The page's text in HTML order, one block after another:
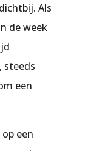
Als
de week
steeds
een
een